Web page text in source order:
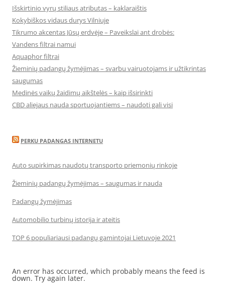
Išskirtinio vyrų stiliaus atributas – kaklaraištis
Kokybiškos vidaus durys Vilniuje
Tikrumo akcentas Jūsų erdvėje – Paveikslai ant drobės:
Vandens filtrai namui
Aquaphor filtrai
Žieminių padangų žymėjimas – svarbu vairuotojams ir užtikrintas
saugumas
Medinės vaikų žaidimų aikštelės – kaip išsirinkti
CBD aliejaus nauda sportuojantiems – naudoti gali visi
PERKU PADANGAS INTERNETU
Auto supirkimas naudotų transporto priemonių rinkoje
Žieminių padangų žymėjimas – saugumas ir nauda
Padangų žymėjimas
Automobilio turbinų istorija ir ateitis
TOP 6 populiariausi padangų gamintojai Lietuvoje 2021
An error has occurred, which probably means the feed is
down. Try again later.